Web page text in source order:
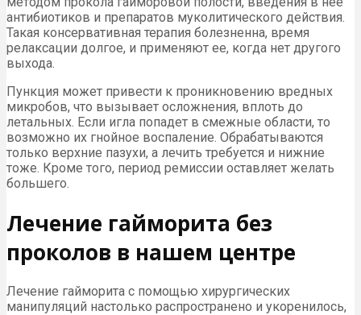
антибиотиков и препаратов муколитического действия.
Такая консервативная терапия болезненна, время
релаксации долгое, и применяют ее, когда нет другого
выхода.
Пункция может привести к проникновению вредных
микробов, что вызывает осложнения, вплоть до
летальных. Если игла попадет в смежные области, то
возможно их гнойное воспаление. Обрабатываются
только верхние пазухи, а лечить требуется и нижние
тоже. Кроме того, период ремиссии оставляет желать
большего.
Лечение гайморита без
проколов в нашем центре
Лечение гайморита с помощью хирургических
манипуляций настолько распространено и укоренилось,